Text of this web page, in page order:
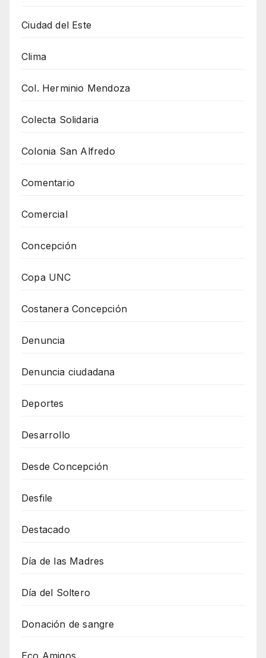
Ciudad del Este
Clima
Col. Herminio Mendoza
Colecta Solidaria
Colonia San Alfredo
Comentario
Comercial
Concepción
Copa UNC
Costanera Concepción
Denuncia
Denuncia ciudadana
Deportes
Desarrollo
Desde Concepción
Desfile
Destacado
Día de las Madres
Día del Soltero
Donación de sangre
Eco Amigos